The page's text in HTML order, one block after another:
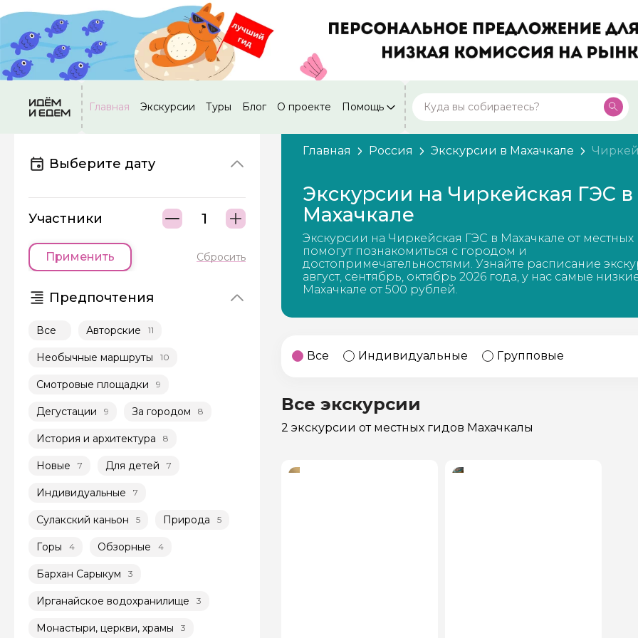
Главная Экскурсии Туры Блог О проекте Помощь
Москва
Россия
Нижний Новгород
Калининград
Россия
Кисловодск
Россия
20 экскурсий
Дербент 17 экскурсий
Посмотреть все города
Выберите дату
Участники
Применить Сбросить
Предпочтения
Все Авторские 11
Необычные маршруты 10
Смотровые площадки 9
Дегустации 9 За городом 8
История и архитектура 8
Новые 7 Для детей 7
Индивидуальные 7
Сулакский каньон 5 Природа 5
Горы 4 Обзорные 4
Бархан Сарыкум 3
Ирганайское водохранилище 3
Монастыри, церкви, храмы 3
Главная Россия Экскурсии в Махачкале
Экскурсии на Чиркейская ГЭС в
Махачкале
Экскурсии на Чиркейская ГЭС в Махачкале от местных
помогут познакомиться с городом и
достопримечательностями. Узнайте расписание
август, сентябрь, октябрь 2026 года, у нас самые
Махачкале от 500 рублей.
Все Индивидуальные Групповые
Все экскурсии
2 экскурсии от местных гидов Махачкалы